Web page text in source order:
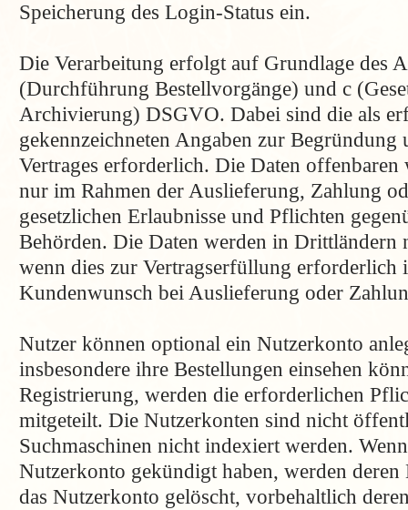
Speicherung des Login-Status ein.
Die Verarbeitung erfolgt auf Grundlage des
(Durchführung Bestellvorgänge) und c
Archivierung) DSGVO. Dabei sind die als
gekennzeichneten Angaben zur
Vertrages erforderlich. Die Daten
nur im Rahmen der Auslieferung, Zahlung
gesetzlichen Erlaubnisse und Pflichten
Behörden. Die Daten werden in Drittländern
wenn dies zur Vertragserfüllung erforderlich
Kundenwunsch bei Auslieferung oder
Nutzer können optional ein Nutzerkonto
insbesondere ihre Bestellungen einsehen
Registrierung, werden die erforderlichen
mitgeteilt. Die Nutzerkonten sind nicht
Suchmaschinen nicht indexiert werden.
Nutzerkonto gekündigt haben, werden
das Nutzerkonto gelöscht, vorbehaltlich